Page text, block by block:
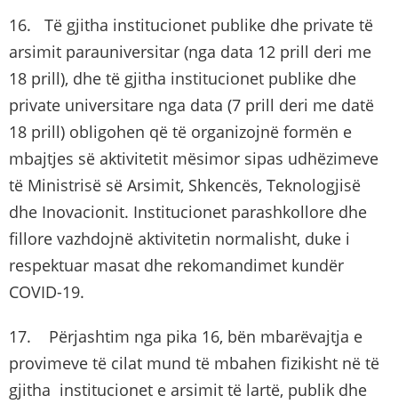
16. Të gjitha institucionet publike dhe private të
arsimit parauniversitar (nga data 12 prill deri me
18 prill), dhe të gjitha institucionet publike dhe
private universitare nga data (7 prill deri me datë
18 prill) obligohen që të organizojnë formën e
mbajtjes së aktivitetit mësimor sipas udhëzimeve
të Ministrisë së Arsimit, Shkencës, Teknologjisë
dhe Inovacionit. Institucionet parashkollore dhe
fillore vazhdojnë aktivitetin normalisht, duke i
respektuar masat dhe rekomandimet kundër
COVID-19.
17. Përjashtim nga pika 16, bën mbarëvajtja e
provimeve të cilat mund të mbahen fizikisht në të
gjitha institucionet e arsimit të lartë, publik dhe